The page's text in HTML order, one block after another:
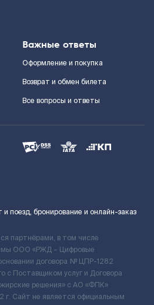
Важные ответы
Оформление и покупка
Возврат и обмен билета
Все вопросы и ответы
поезд, бронирование и онлайн-заказ
партнёрами, в том числе
ООО «РЖД – Цифровые
договора № ЦПР-1282
Поставщиком услуг и Договора
решения» c АО «ФПК»
Сайт не является официальным